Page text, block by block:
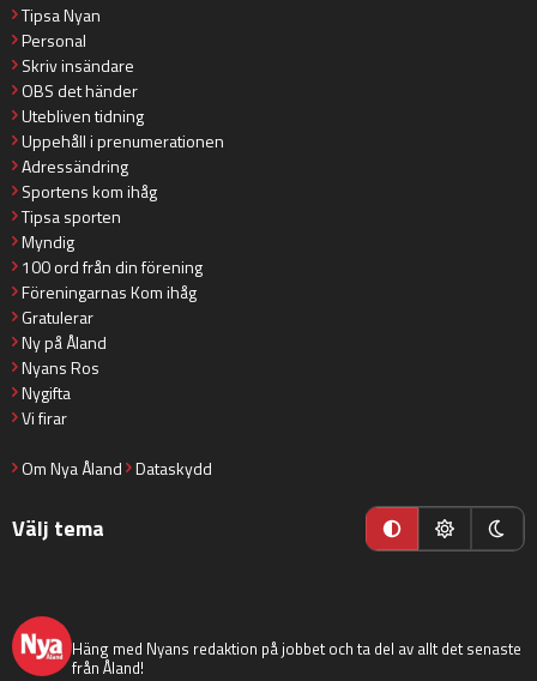
Tipsa Nyan
Personal
Skriv insändare
OBS det händer
Utebliven tidning
Uppehåll i prenumerationen
Adressändring
Sportens kom ihåg
Tipsa sporten
Myndig
100 ord från din förening
Föreningarnas Kom ihåg
Gratulerar
Ny på Åland
Nyans Ros
Nygifta
Vi firar
Om Nya Åland Dataskydd
Välj tema
Häng med Nyans redaktion på jobbet och ta del av allt det senaste
från Åland!